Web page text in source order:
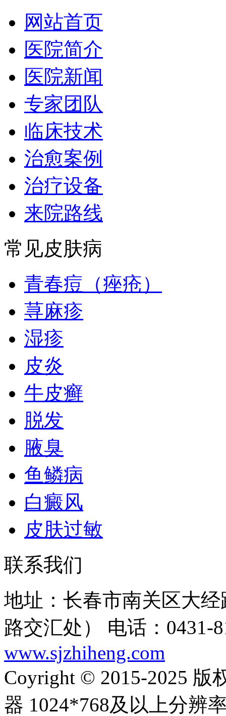
网站首页
医院简介
医院新闻
专家团队
临床技术
治愈案例
治疗设备
来院路线
常见皮肤病
青春痘（痤疮）
荨麻疹
湿疹
皮炎
牛皮癣
脱发
腋臭
鱼鳞病
白癜风
皮肤过敏
联系我们
地址：长春市南关区大
路交汇处）
电话：0431-
www.sjzhiheng.com
Coyright © 2015-2025 版
器 1024*768及以上分辨